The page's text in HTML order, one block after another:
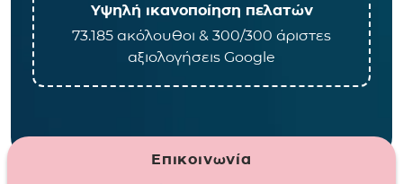
Υψηλή ικανοποίηση πελατών
73.185 ακόλουθοι & 300/300 άριστες
αξιολογήσεις Google
Επικοινωνία